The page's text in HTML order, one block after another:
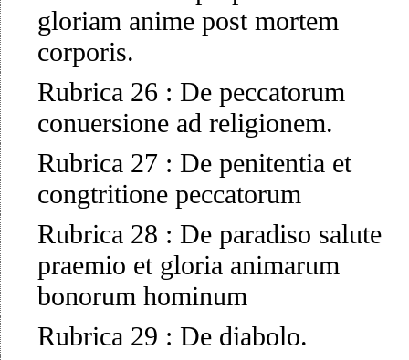
gloriam anime post mortem
corporis.
Rubrica 26 : De peccatorum
conuersione ad religionem.
Rubrica 27 : De penitentia et
congtritione peccatorum
Rubrica 28 : De paradiso salute
praemio et gloria animarum
bonorum hominum
Rubrica 29 : De diabolo.